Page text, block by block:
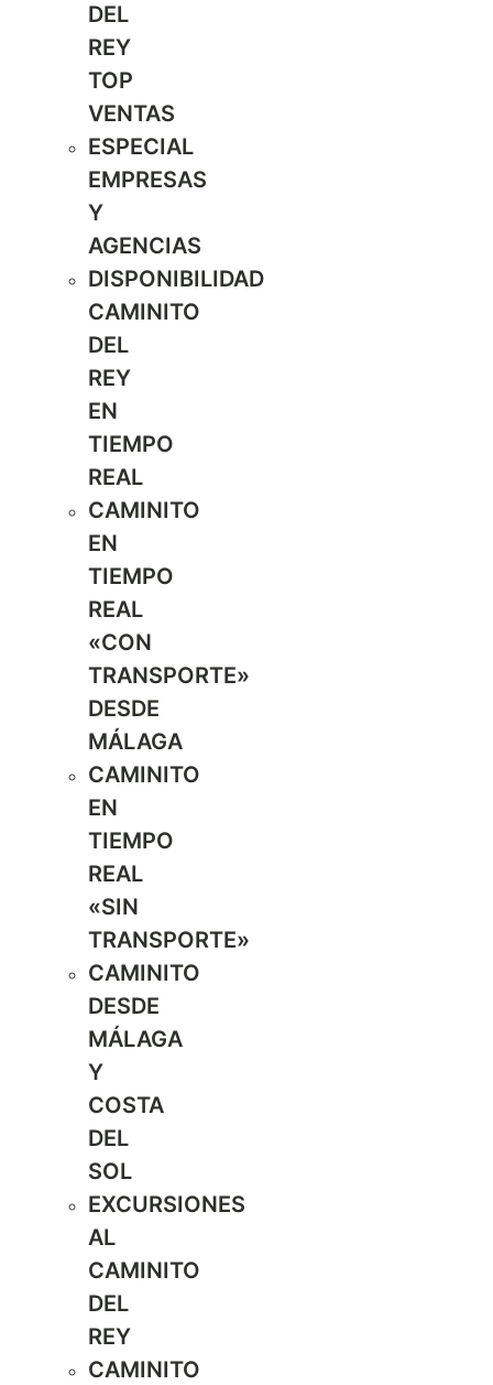
DEL
REY
TOP
VENTAS
ESPECIAL
EMPRESAS
Y
AGENCIAS
DISPONIBILIDAD
CAMINITO
DEL
REY
EN
TIEMPO
REAL
CAMINITO
EN
TIEMPO
REAL
«CON
TRANSPORTE»
DESDE
MÁLAGA
CAMINITO
EN
TIEMPO
REAL
«SIN
TRANSPORTE»
CAMINITO
DESDE
MÁLAGA
Y
COSTA
DEL
SOL
EXCURSIONES
AL
CAMINITO
DEL
REY
CAMINITO